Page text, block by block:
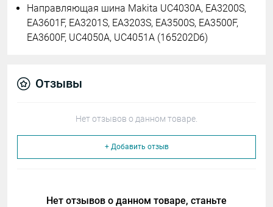
Направляющая шина Makita UC4030A, EA3200S,
EA3601F, EA3201S, EA3203S, EA3500S, EA3500F,
EA3600F, UC4050A, UC4051A (165202D6)
Отзывы
Нет отзывов о данном товаре.
+ Добавить отзыв
Нет отзывов о данном товаре, станьте